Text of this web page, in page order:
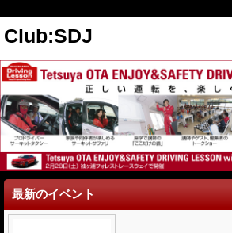
Club:SDJ
最新のイベント